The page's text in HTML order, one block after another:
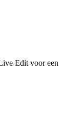
Edit voor een